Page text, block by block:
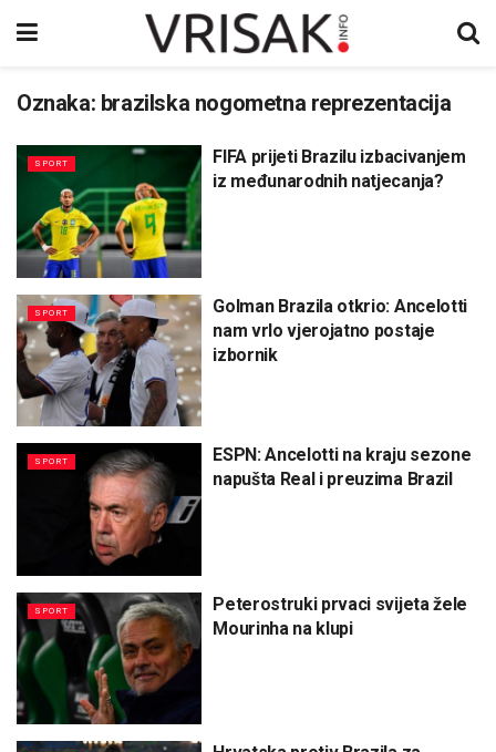
Oznaka: brazilska nogometna reprezentacija
SPORT
FIFA prijeti Brazilu izbacivanjem
iz međunarodnih natjecanja?
SPORT
Golman Brazila otkrio: Ancelotti
nam vrlo vjerojatno postaje
izbornik
SPORT
ESPN: Ancelotti na kraju sezone
napušta Real i preuzima Brazil
SPORT
Peterostruki prvaci svijeta žele
Mourinha na klupi